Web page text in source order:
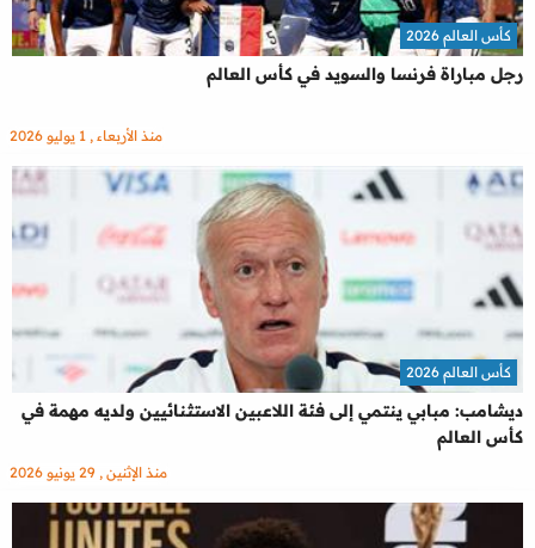
رجل مباراة فرنسا والسويد في كأس العالم
كأس العالم 2026
منذ الأربعاء , 1 يوليو 2026
ديشامب: مبابي ينتمي إلى فئة اللاعبين الاستثنائيين ولديه مهمة في
كأس العالم
كأس العالم 2026
منذ الإثنين , 29 يونيو 2026